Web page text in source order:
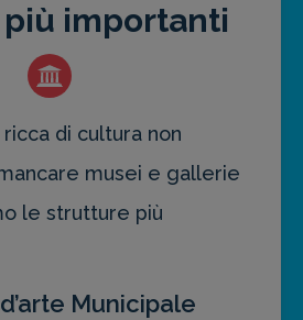
più importanti
di cultura non
musei e gallerie
le strutture più
Municipale